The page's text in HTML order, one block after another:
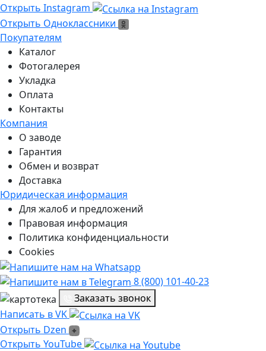
Ссылка на Instagram
Открыть Instagram
Открыть Одноклассники
Открыть Одноклассники
Покупателям
Каталог
Фотогалерея
Укладка
Оплата
Контакты
Компания
О заводе
Гарантия
Обмен и возврат
Доставка
Юридическая информация
Для жалоб и предложений
Правовая информация
Политика конфиденциальности
Cookies
8 (800) 101-40-23
Заказать звонок
Написать в VK
Написать в VK
Открыть Dzen
Открыть Dzen
Ссылка на Youtube
Открыть YouTube